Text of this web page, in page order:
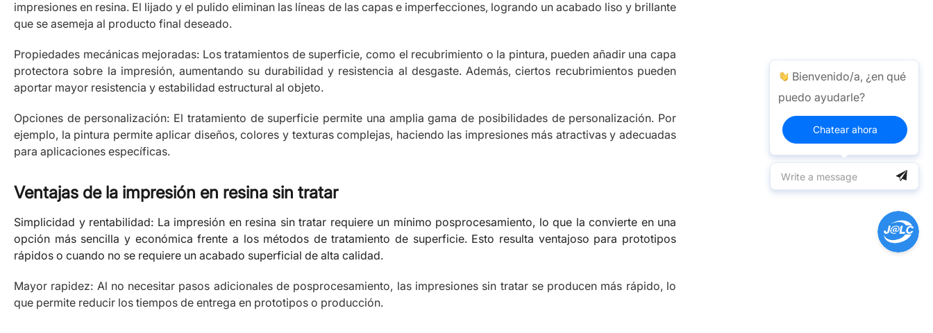
impresiones en resina. El lijado y el pulido eliminan las líneas de las capas e imperfecciones, logrando un acabado liso y brillante
que se asemeja al producto final deseado.
Propiedades mecánicas mejoradas: Los tratamientos de superficie, como el recubrimiento o la pintura, pueden añadir una capa
protectora sobre la impresión, aumentando su durabilidad y resistencia al desgaste. Además, ciertos recubrimientos pueden
aportar mayor resistencia y estabilidad estructural al objeto.
Opciones de personalización: El tratamiento de superficie permite una amplia gama de posibilidades de personalización. Por
ejemplo, la pintura permite aplicar diseños, colores y texturas complejas, haciendo las impresiones más atractivas y adecuadas
para aplicaciones específicas.
Ventajas de la impresión en resina sin tratar
Simplicidad y rentabilidad: La impresión en resina sin tratar requiere un mínimo posprocesamiento, lo que la convierte en una
opción más sencilla y económica frente a los métodos de tratamiento de superficie. Esto resulta ventajoso para prototipos
rápidos o cuando no se requiere un acabado superficial de alta calidad.
Mayor rapidez: Al no necesitar pasos adicionales de posprocesamiento, las impresiones sin tratar se producen más rápido, lo
que permite reducir los tiempos de entrega en prototipos o producción.
Bienvenido/a, ¿en qué
puedo ayudarle?
Chatear ahora